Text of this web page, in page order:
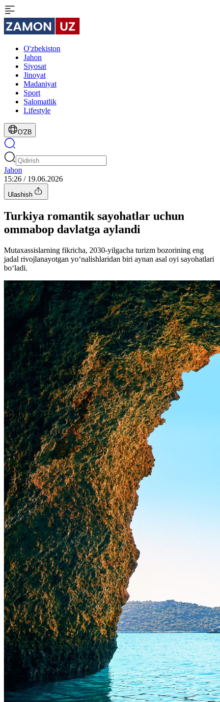
O'zbekiston
Jahon
Siyosat
Jinoyat
Madaniyat
Sport
Salomatlik
Lifestyle
O'ZB
Jahon
15:26 / 19.06.2026
Ulashish
Turkiya romantik sayohatlar uchun
ommabop davlatga aylandi
Mutaxassislarning fikricha, 2030-yilgacha turizm bozorining eng
jadal rivojlanayotgan yo‘nalishlaridan biri aynan asal oyi sayohatlari
bo‘ladi.